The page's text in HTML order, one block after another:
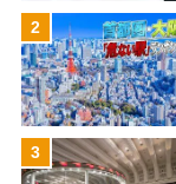
2
3